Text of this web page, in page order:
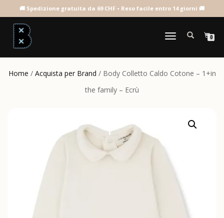
NAVIGAZIONE
0
Home / Acquista per Brand / Body Colletto Caldo Cotone – 1+in
the family – Ecrù